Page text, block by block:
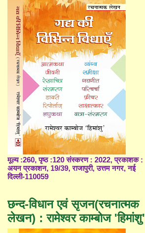
मूल्य :260, पृष्ठ :120 संस्करण : 2022, प्रकाशक :
अयन प्रकाशन, 19/39, राजापुरी, उत्तम नगर, नई
दिल्ली-110059
छन्द-विधान एवं सृजन(रचनात्मक
लेखन) : रामेश्वर काम्बोज 'हिमांशु'